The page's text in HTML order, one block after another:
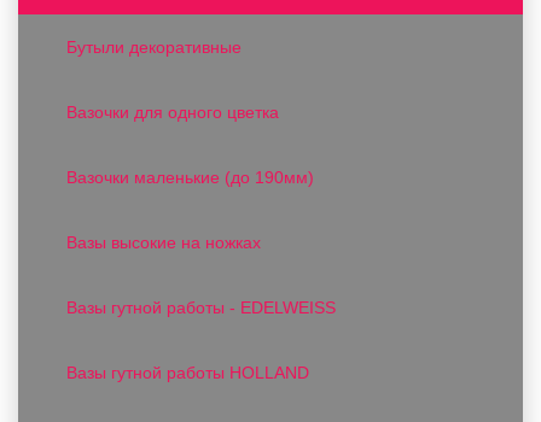
Бутыли декоративные
Вазочки для одного цветка
Вазочки маленькие (до 190мм)
Вазы высокие на ножках
Вазы гутной работы - EDELWEISS
Вазы гутной работы HOLLAND